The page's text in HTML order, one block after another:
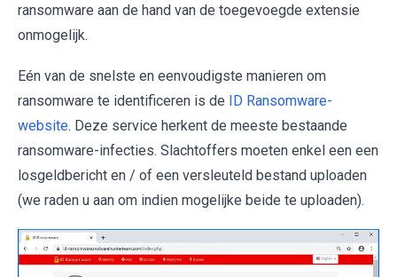
ransomware aan de hand van de toegevoegde extensie
onmogelijk.
Eén van de snelste en eenvoudigste manieren om
ransomware te identificeren is de ID Ransomware-
website. Deze service herkent de meeste bestaande
ransomware-infecties. Slachtoffers moeten enkel een een
losgeldbericht en / of een versleuteld bestand uploaden
(we raden u aan om indien mogelijke beide te uploaden).